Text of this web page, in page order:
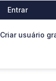
Entrar
Criar usuário